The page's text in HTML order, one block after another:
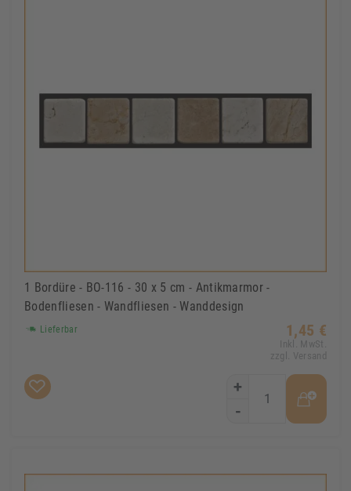
1 Bordüre - BO-116 - 30 x 5 cm - Antikmarmor -
Bodenfliesen - Wandfliesen - Wanddesign
Lieferbar 1,45 €
Inkl. MwSt.
zzgl. Versand
+
-